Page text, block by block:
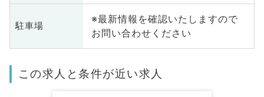
駐車場
※最新情報を確認いたしますので
お問い合わせください
この求人と条件が近い求人